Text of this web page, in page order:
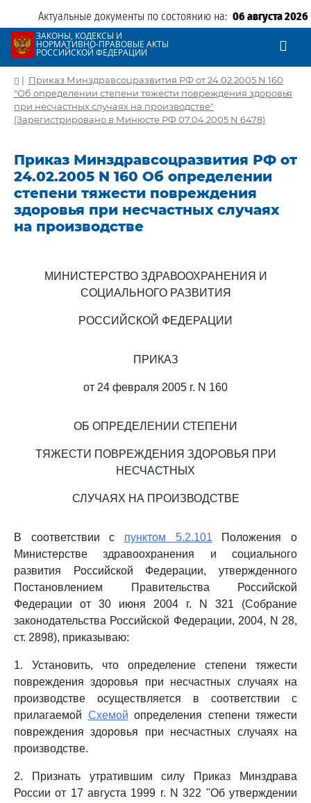
Актуальные документы по состоянию на: 06 августа 2026
ЗАКОНЫ, КОДЕКСЫ И
НОРМАТИВНО-ПРАВОВЫЕ АКТЫ
РОССИЙСКОЙ ФЕДЕРАЦИИ
| Приказ Минздравсоцразвития РФ от 24.02.2005 N 160
"Об определении степени тяжести повреждения здоровья
при несчастных случаях на производстве"
(Зарегистрировано в Минюсте РФ 07.04.2005 N 6478)
Приказ Минздравсоцразвития РФ от
24.02.2005 N 160 Об определении
степени тяжести повреждения
здоровья при несчастных случаях
на производстве
МИНИСТЕРСТВО ЗДРАВООХРАНЕНИЯ И
СОЦИАЛЬНОГО РАЗВИТИЯ
РОССИЙСКОЙ ФЕДЕРАЦИИ
ПРИКАЗ
от 24 февраля 2005 г. N 160
ОБ ОПРЕДЕЛЕНИИ СТЕПЕНИ
ТЯЖЕСТИ ПОВРЕЖДЕНИЯ ЗДОРОВЬЯ ПРИ
НЕСЧАСТНЫХ
СЛУЧАЯХ НА ПРОИЗВОДСТВЕ
В соответствии с пунктом 5.2.101 Положения о
Министерстве здравоохранения и социального
развития Российской Федерации, утвержденного
Постановлением Правительства Российской
Федерации от 30 июня 2004 г. N 321 (Собрание
законодательства Российской Федерации, 2004, N 28,
ст. 2898), приказываю:
1. Установить, что определение степени тяжести
повреждения здоровья при несчастных случаях на
производстве осуществляется в соответствии с
прилагаемой Схемой определения степени тяжести
повреждения здоровья при несчастных случаях на
производстве.
2. Признать утратившим силу Приказ Минздрава
России от 17 августа 1999 г. N 322 "Об утверждении